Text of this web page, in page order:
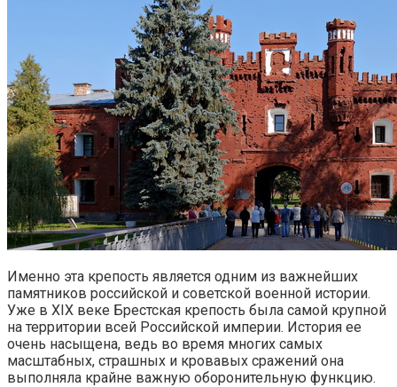
Именно эта крепость является одним из важнейших
памятников российской и советской военной истории.
Уже в XIX веке Брестская крепость была самой крупной
на территории всей Российской империи. История ее
очень насыщена, ведь во время многих самых
масштабных, страшных и кровавых сражений она
выполняла крайне важную оборонительную функцию.